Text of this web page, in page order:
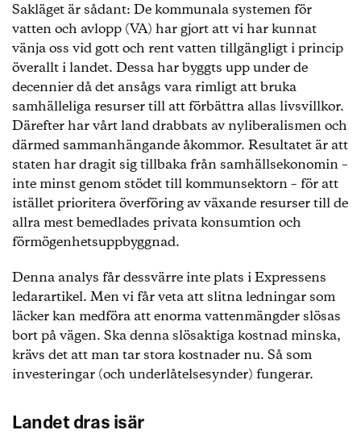
Sakläget är sådant: De kommunala systemen för
vatten och avlopp (VA) har gjort att vi har kunnat
vänja oss vid gott och rent vatten tillgängligt i princip
överallt i landet. Dessa har byggts upp under de
decennier då det ansågs vara rimligt att bruka
samhälleliga resurser till att förbättra allas livsvillkor.
Därefter har vårt land drabbats av nyliberalismen och
därmed sammanhängande åkommor. Resultatet är att
staten har dragit sig tillbaka från samhällsekonomin –
inte minst genom stödet till kommunsektorn – för att
istället prioritera överföring av växande resurser till de
allra mest bemedlades privata konsumtion och
förmögenhetsuppbyggnad.
Denna analys får dessvärre inte plats i Expressens
ledarartikel. Men vi får veta att slitna ledningar som
läcker kan medföra att enorma vattenmängder slösas
bort på vägen. Ska denna slösaktiga kostnad minska,
krävs det att man tar stora kostnader nu. Så som
investeringar (och underlåtelsesynder) fungerar.
Landet dras isär